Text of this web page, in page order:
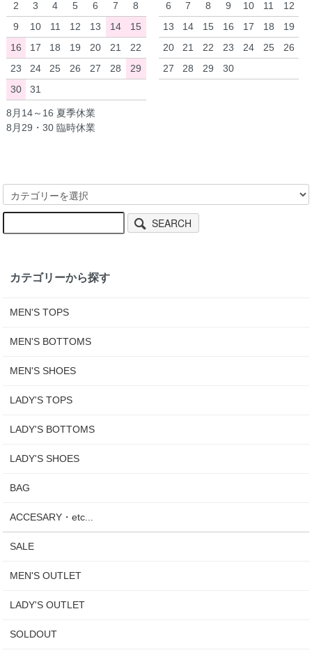
2
3 4 5 6 7
8
9
10 11 12 13 14
15
16
17 18 19 20 21
22
23
24 25 26 27 28
29
30
31
6
7 8 9 10 11
12
13
14 15 16 17 18
19
20
21 22 23 24 25
26
27
28 29 30
8月14～16 夏季休業
8月29・30 臨時休業
SEARCH
カテゴリーから探す
MEN'S TOPS
MEN'S BOTTOMS
MEN'S SHOES
LADY'S TOPS
LADY'S BOTTOMS
LADY'S SHOES
BAG
ACCESARY・etc...
SALE
MEN'S OUTLET
LADY'S OUTLET
SOLDOUT